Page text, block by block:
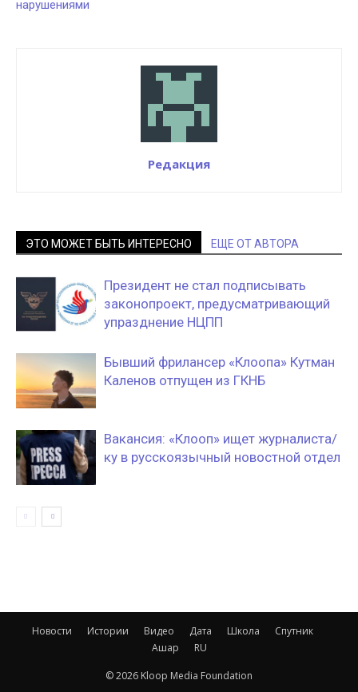
нарушениями
Редакция
ЭТО МОЖЕТ БЫТЬ ИНТЕРЕСНО ЕЩЕ ОТ АВТОРА
Президент не стал подписывать
законопроект, предусматривающий
упразднение НЦПП
Бывший фрилансер «Клоопа» Кутман
Каленов отпущен из ГКНБ
Вакансия: «Клооп» ищет журналиста/
ку в русскоязычный новостной отдел
Новости Истории Видео Дата Школа
Спутник
Ашар
RU
© 2026 Kloop Media Foundation